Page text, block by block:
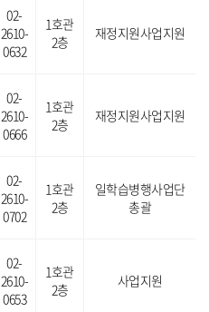
02-
2610-
0632
1호관
2층
재정지원사업지원
02-
2610-
0666
1호관
2층
재정지원사업지원
02-
2610-
0702
1호관
2층
일학습병행사업단
총괄
02-
2610-
0653
1호관
2층
사업지원